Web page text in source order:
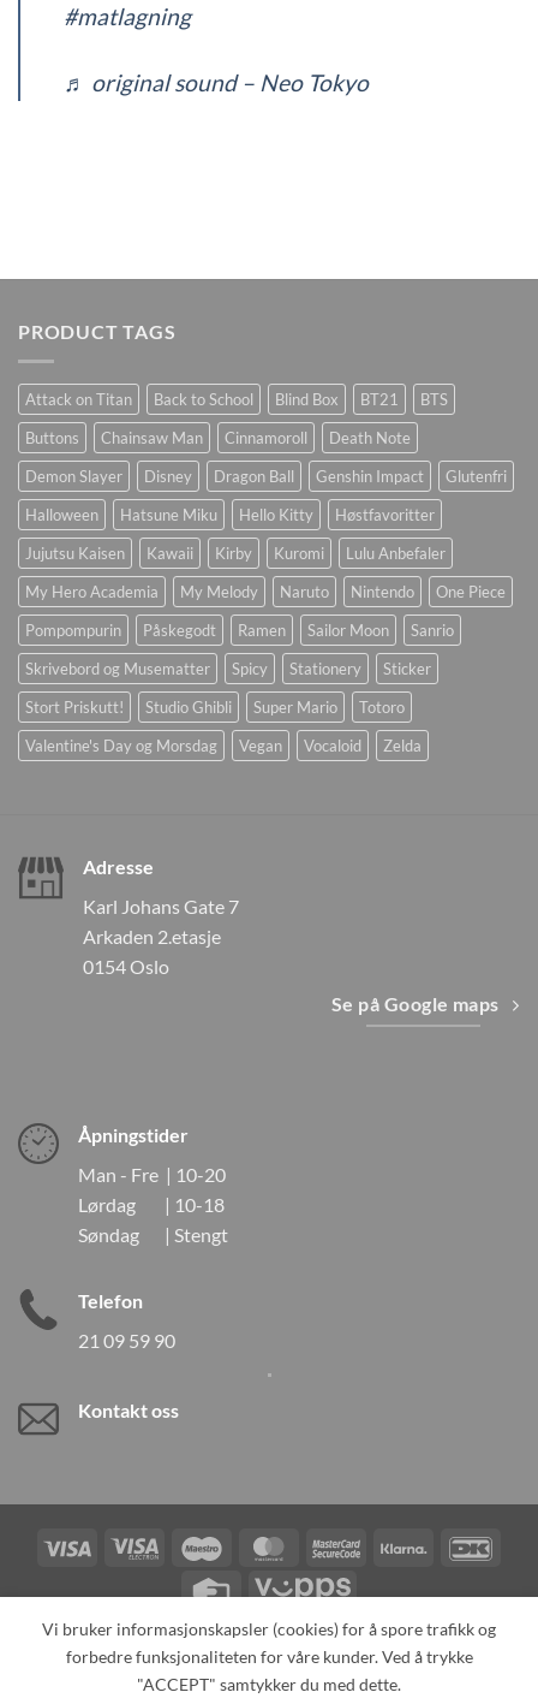
#matlagning
♬ original sound – Neo Tokyo
PRODUCT TAGS
Attack on Titan Back to School Blind Box BT21
BTS
Buttons
Chainsaw Man Cinnamoroll
Death Note
Demon Slayer
Disney Dragon Ball Genshin Impact
Glutenfri
Halloween
Hatsune Miku Hello Kitty
Høstfavoritter
Jujutsu Kaisen
Kawaii Kirby Kuromi
Lulu Anbefaler
My Hero Academia
My Melody Naruto Nintendo
One Piece
Pompompurin
Påskegodt Ramen Sailor Moon
Sanrio
Skrivebord og Musematter
Spicy Stationery
Sticker
Stort Priskutt!
Studio Ghibli Super Mario
Totoro
Valentine's Day og Morsdag
Vegan Vocaloid Zelda
Adresse
Karl Johans Gate 7
Arkaden 2.etasje
0154 Oslo
Se på Google maps
Åpningstider
Man - Fre | 10-20
Lørdag | 10-18
Søndag | Stengt
Telefon
21 09 59 90
Kontakt oss
Visa
Visa
Maestro MasterCardMasterCardKlarna
Credit
Vipps
TILBAKEKALLINGER KONTAKT OSS
OM OSS
SPESIALBESTILLING
MIN KONTO ALL PRODUCTS
Vi bruker informasjonskapsler (cookies) for å spore trafikk og
forbedre funksjonaliteten for våre kunder. Ved å trykke
"ACCEPT" samtykker du med dette.